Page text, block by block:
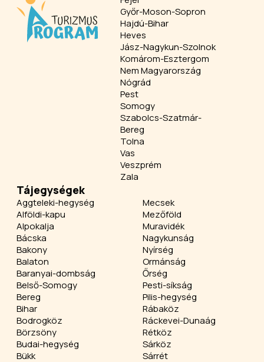
Győr-Moson-Sopron
Hajdú-Bihar
Heves
Jász-Nagykun-Szolnok
Komárom-Esztergom
Nem Magyarország
Nógrád
Pest
Somogy
Szabolcs-Szatmár-
Bereg
Tolna
Vas
Veszprém
Zala
Tájegységek
Aggteleki-hegység
Alföldi-kapu
Alpokalja
Bácska
Bakony
Balaton
Baranyai-dombság
Belső-Somogy
Bereg
Bihar
Bodrogköz
Börzsöny
Budai-hegység
Bükk
Mecsek
Mezőföld
Muravidék
Nagykunság
Nyírség
Ormánság
Őrség
Pesti-síkság
Pilis-hegység
Rábaköz
Ráckevei-Dunaág
Rétköz
Sárköz
Sárrét